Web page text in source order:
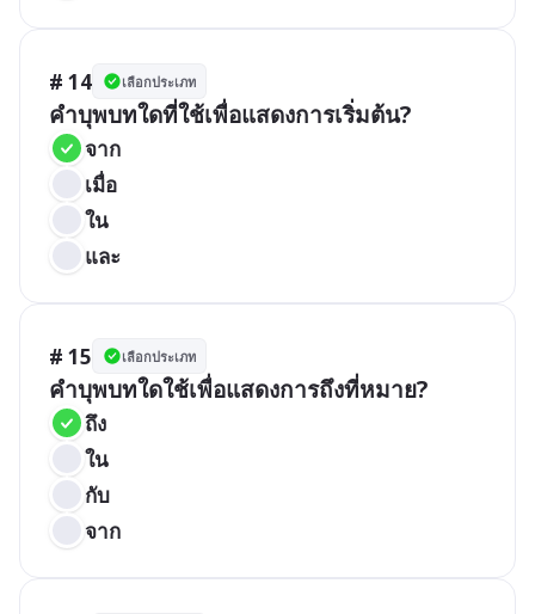
# 14 เลือกประเภท
คำบุพบทใดที่ใช้เพื่อแสดงการเริ่มต้น?
จาก
เมื่อ
ใน
และ
# 15 เลือกประเภท
คำบุพบทใดใช้เพื่อแสดงการถึงที่หมาย?
ถึง
ใน
กับ
จาก